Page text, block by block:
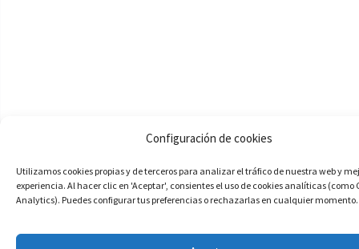
Configuración de cookies
Utilizamos cookies propias y de terceros para analizar el tráfico de nuestra web y
experiencia. Al hacer clic en 'Aceptar', consientes el uso de cookies analíticas (como
Analytics). Puedes configurar tus preferencias o rechazarlas en cualquier momento.